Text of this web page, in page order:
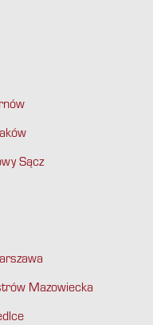
Sącz
Mazowiecka